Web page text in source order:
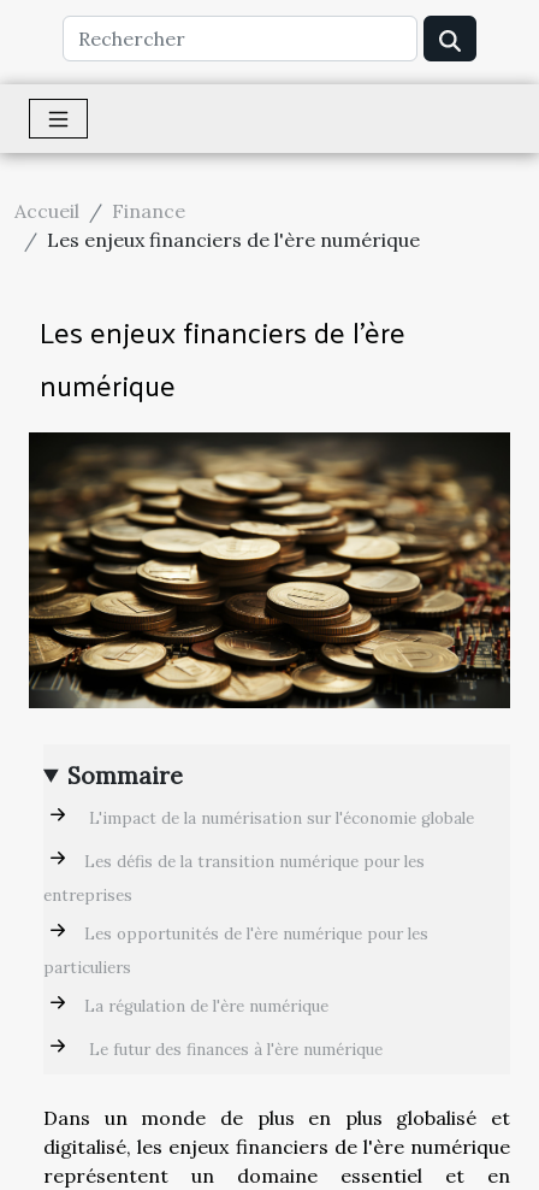
Accueil
Finance
Les enjeux financiers de l'ère numérique
Les enjeux financiers de l'ère
numérique
Sommaire
L'impact de la numérisation sur l'économie globale
Les défis de la transition numérique pour les
entreprises
Les opportunités de l'ère numérique pour les
particuliers
La régulation de l'ère numérique
Le futur des finances à l'ère numérique
Dans un monde de plus en plus globalisé et
digitalisé, les enjeux financiers de l'ère numérique
représentent un domaine essentiel et en